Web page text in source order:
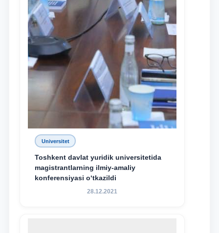
Universitet
Toshkent davlat yuridik universitetida
magistrantlarning ilmiy-amaliy
konferensiyasi o‘tkazildi
28.12.2021